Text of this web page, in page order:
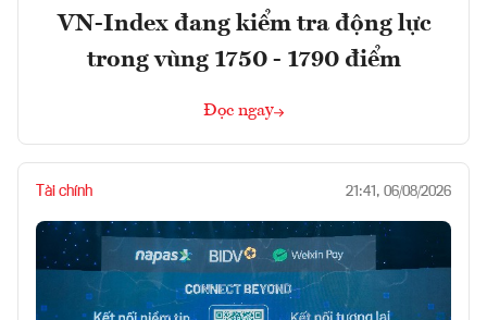
VN-Index đang kiểm tra động lực
trong vùng 1750 - 1790 điểm
Đọc ngay
Tài chính 21:41, 06/08/2026